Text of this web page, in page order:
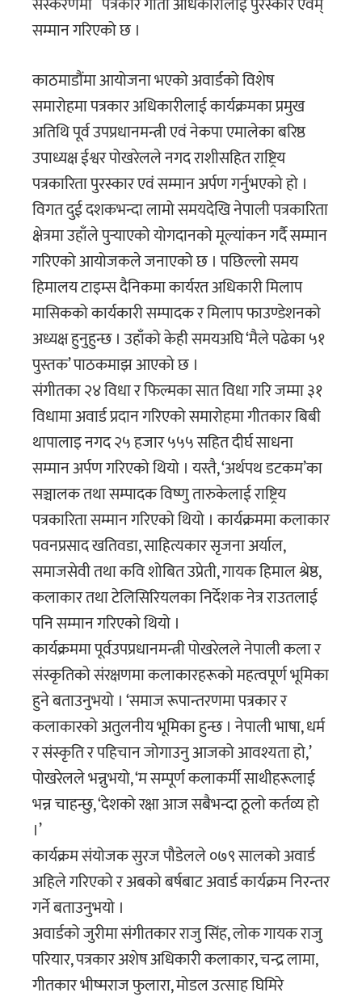
सम्मान गरिएको छ ।
काठमाडौंमा आयोजना भएको अवार्डको विशेष
समारोहमा पत्रकार अधिकारीलाई कार्यक्रमका प्रमुख
अतिथि पूर्व उपप्रधानमन्त्री एवं नेकपा एमालेका बरिष्ठ
उपाध्यक्ष ईश्वर पोखरेलले नगद राशीसहित राष्ट्रिय
पत्रकारिता पुरस्कार एवं सम्मान अर्पण गर्नुभएको हो ।
विगत दुई दशकभन्दा लामो समयदेखि नेपाली पत्रकारिता
क्षेत्रमा उहाँले पुर्‍याएको योगदानको मूल्यांकन गर्दै सम्मान
गरिएको आयोजकले जनाएको छ । पछिल्लो समय
हिमालय टाइम्स दैनिकमा कार्यरत अधिकारी मिलाप
मासिकको कार्यकारी सम्पादक र मिलाप फाउण्डेशनको
अध्यक्ष हुनुहुन्छ । उहाँको केही समयअघि ‘मैले पढेका ५१
पुस्तक’ पाठकमाझ आएको छ ।
संगीतका २४ विधा र फिल्मका सात विधा गरि जम्मा ३१
विधामा अवार्ड प्रदान गरिएको समारोहमा गीतकार बिबी
थापालाइ नगद २५ हजार ५५५ सहित दीर्घ साधना
सम्मान अर्पण गरिएको थियो । यस्तै, ‘अर्थपथ डटकम’का
सञ्चालक तथा सम्पादक विष्णु तारुकेलाई राष्ट्रिय
पत्रकारिता सम्मान गरिएको थियो । कार्यक्रममा कलाकार
पवनप्रसाद खतिवडा, साहित्यकार सृजना अर्याल,
समाजसेवी तथा कवि शोबित उप्रेती, गायक हिमाल श्रेष्ठ,
कलाकार तथा टेलिसिरियलका निर्देशक नेत्र राउतलाई
पनि सम्मान गरिएको थियो ।
कार्यक्रममा पूर्वउपप्रधानमन्त्री पोखरेलले नेपाली कला र
संस्कृतिको संरक्षणमा कलाकारहरूको महत्वपूर्ण भूमिका
हुने बताउनुभयो । ‘समाज रूपान्तरणमा पत्रकार र
कलाकारको अतुलनीय भूमिका हुन्छ । नेपाली भाषा, धर्म
र संस्कृति र पहिचान जोगाउनु आजको आवश्यता हो,’
पोखरेलले भन्नुभयो, ‘म सम्पूर्ण कलाकर्मी साथीहरूलाई
भन्न चाहन्छु, ‘देशको रक्षा आज सबैभन्दा ठूलो कर्तव्य हो
।’
कार्यक्रम संयोजक सुरज पौडेलले ०७९ सालको अवार्ड
अहिले गरिएको र अबको बर्षबाट अवार्ड कार्यक्रम निरन्तर
गर्ने बताउनुभयो ।
अवार्डको जुरीमा संगीतकार राजु सिंह, लोक गायक राजु
परियार, पत्रकार अशेष अधिकारी कलाकार, चन्द्र लामा,
गीतकार भीष्मराज फुलारा, मोडल उत्साह घिमिरे